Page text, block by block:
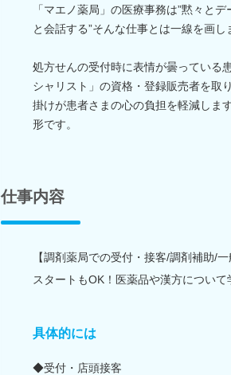
「マエノ薬局」の医療事務は”黙々と
と会話する”そんな仕事とは一線を画し
処方せんの受付時に表情が曇っている
シャリスト」の資格・登録販売者を
掛けが患者さまの心の負担を軽減しま
形です。
仕事内容
【調剤薬局での受付・接客/調剤補助/
スタートもOK！医薬品や漢方につい
具体的には
◆受付・店頭接客